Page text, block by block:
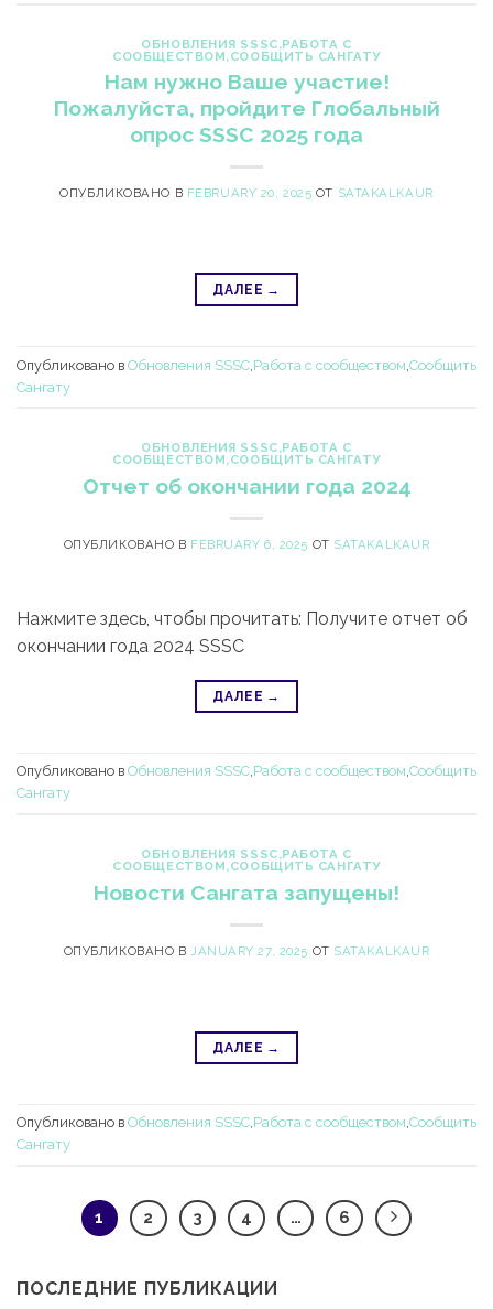
ОБНОВЛЕНИЯ SSSC,РАБОТА С
СООБЩЕСТВОМ, СООБЩИТЬ САНГАТУ
Нам нужно Ваше участие!
Пожалуйста, пройдите Глобальный
опрос SSSC 2025 года
ОПУБЛИКОВАНО В FEBRUARY 20, 2025 ОТ SATAKALKAUR
ДАЛЕЕ →
Опубликовано в Обновления SSSC Работа с сообществом Сообщить
Сангату
ОБНОВЛЕНИЯ SSSC,РАБОТА С
СООБЩЕСТВОМ,СООБЩИТЬ САНГАТУ
Отчет об окончании года 2024
ОПУБЛИКОВАНО В FEBRUARY 6, 2025 ОТ SATAKALKAUR
Нажмите здесь, чтобы прочитать: Получите отчет об
окончании года 2024 SSSC
ДАЛЕЕ →
Опубликовано в Обновления SSSC,Работа с сообществом,Сообщить
Сангату
ОБНОВЛЕНИЯ SSSC,РАБОТА С
СООБЩЕСТВОМ,СООБЩИТЬ САНГАТУ
Новости Сангата запущены!
ОПУБЛИКОВАНО В JANUARY 27, 2025 ОТ SATAKALKAUR
ДАЛЕЕ →
Опубликовано в Обновления SSSC Работа с сообществом Сообщить
Сангату
1 2 3 4 … 6
ПОСЛЕДНИЕ ПУБЛИКАЦИИ